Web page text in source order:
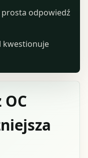
prosta odpowiedź
kwestionuje